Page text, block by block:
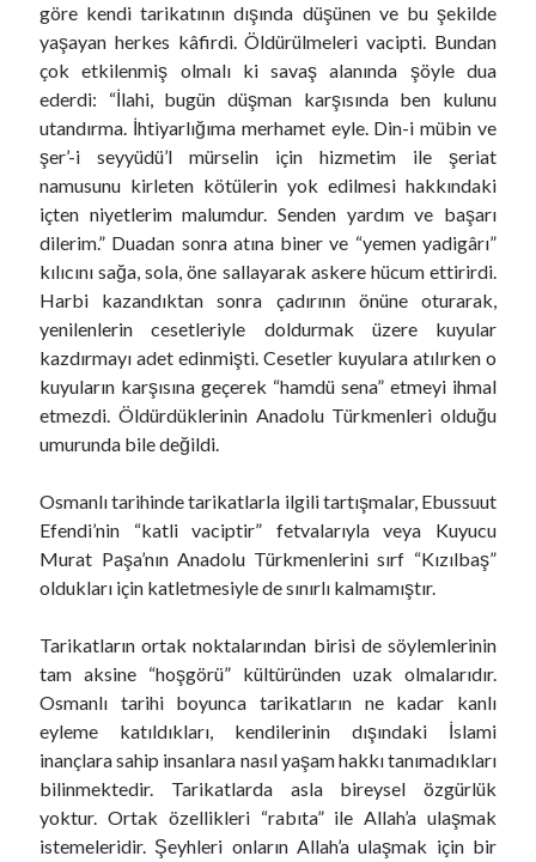
göre kendi tarikatının dışında düşünen ve bu şekilde
yaşayan herkes kâfirdi. Öldürülmeleri vacipti. Bundan
çok etkilenmiş olmalı ki savaş alanında şöyle dua
ederdi: “İlahi, bugün düşman karşısında ben kulunu
utandırma. İhtiyarlığıma merhamet eyle. Din-i mübin ve
şer’-i seyyüdü’l mürselin için hizmetim ile şeriat
namusunu kirleten kötülerin yok edilmesi hakkındaki
içten niyetlerim malumdur. Senden yardım ve başarı
dilerim.” Duadan sonra atına biner ve “yemen yadigârı”
kılıcını sağa, sola, öne sallayarak askere hücum ettirirdi.
Harbi kazandıktan sonra çadırının önüne oturarak,
yenilenlerin cesetleriyle doldurmak üzere kuyular
kazdırmayı adet edinmişti. Cesetler kuyulara atılırken o
kuyuların karşısına geçerek “hamdü sena” etmeyi ihmal
etmezdi. Öldürdüklerinin Anadolu Türkmenleri olduğu
umurunda bile değildi.
Osmanlı tarihinde tarikatlarla ilgili tartışmalar, Ebussuut
Efendi’nin “katli vaciptir” fetvalarıyla veya Kuyucu
Murat Paşa’nın Anadolu Türkmenlerini sırf “Kızılbaş”
oldukları için katletmesiyle de sınırlı kalmamıştır.
Tarikatların ortak noktalarından birisi de söylemlerinin
tam aksine “hoşgörü” kültüründen uzak olmalarıdır.
Osmanlı tarihi boyunca tarikatların ne kadar kanlı
eyleme katıldıkları, kendilerinin dışındaki İslami
inançlara sahip insanlara nasıl yaşam hakkı tanımadıkları
bilinmektedir. Tarikatlarda asla bireysel özgürlük
yoktur. Ortak özellikleri “rabıta” ile Allah’a ulaşmak
istemeleridir. Şeyhleri onların Allah’a ulaşmak için bir